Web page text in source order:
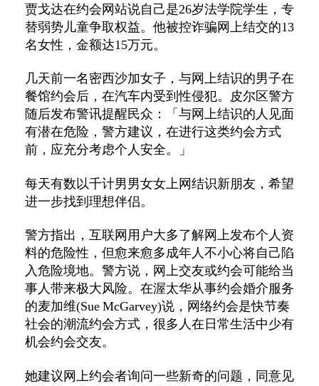
贾戈达在约会网站说自己是26岁法学院学生，专
替弱势儿童争取权益。他被控诈骗网上结交的13
名女性，金额达15万元。
几天前一名密西沙加女子，与网上结识的男子在
餐馆约会后，在汽车内受到性侵犯。皮尔区警方
随后发布警讯提醒民众：「与网上结识的人见面
有潜在危险，警方建议，在进行这类约会方式
前，应充分考虑个人安全。」
每天有数以千计男男女女上网结识新朋友，希望
进一步找到理想伴侣。
警方指出，互联网用户大多了解网上发布个人资
料的危险性，但愈来愈多成年人不小心将自己陷
入危险境地。警方说，网上交友或约会可能给当
事人带来极大风险。在渥太华从事约会婚介服务
的麦加维(Sue McGarvey)说，网络约会是快节奏
社会的潮流约会方式，很多人在日常生活中少有
机会约会交友。
她建议网上约会者询问一些新奇的问题，同意见